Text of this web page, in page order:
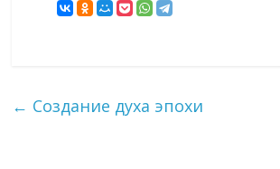
← Создание духа эпохи